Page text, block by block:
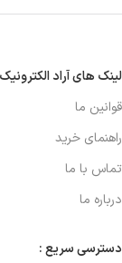
لینک های آراد
قوانین ما
راهنمای خرید
تماس با ما
درباره ما
دسترسی سریع :